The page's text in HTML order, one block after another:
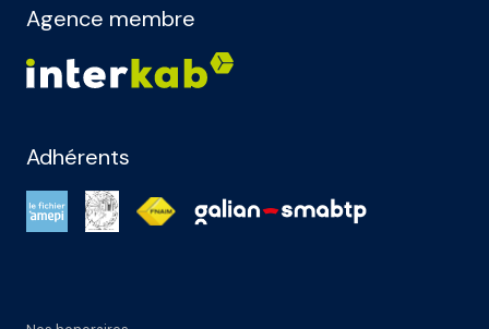
Agence membre
Adhérents